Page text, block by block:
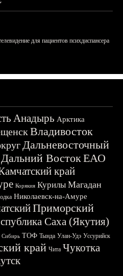
для пациентов психдиспансера
Анадырь Арктика
Владивосток
Дальневосточный
Дальний ВостокЕАО
край
Корякия Курилы Магадан
Николаевск-на-Амуре
Приморский
Саха (Якутия)
Сибирь ТОФ Тында Улан-Удэ Уссурийск
край Чита Чукотка